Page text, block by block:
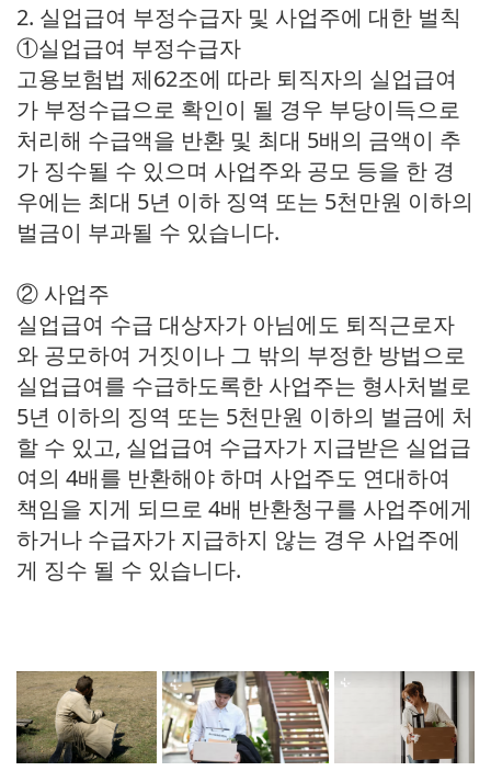
2. 실업급여 부정수급자 및 사업주에 대한 벌칙
①실업급여 부정수급자
고용보험법 제62조에 따라 퇴직자의 실업급여
가 부정수급으로 확인이 될 경우 부당이득으로
처리해 수급액을 반환 및 최대 5배의 금액이 추
가 징수될 수 있으며 사업주와 공모 등을 한 경
우에는 최대 5년 이하 징역 또는 5천만원 이하의
벌금이 부과될 수 있습니다.
② 사업주
실업급여 수급 대상자가 아님에도 퇴직근로자
와 공모하여 거짓이나 그 밖의 부정한 방법으로
실업급여를 수급하도록한 사업주는 형사처벌로
5년 이하의 징역 또는 5천만원 이하의 벌금에 처
할 수 있고, 실업급여 수급자가 지급받은 실업급
여의 4배를 반환해야 하며 사업주도 연대하여
책임을 지게 되므로 4배 반환청구를 사업주에게
하거나 수급자가 지급하지 않는 경우 사업주에
게 징수 될 수 있습니다.